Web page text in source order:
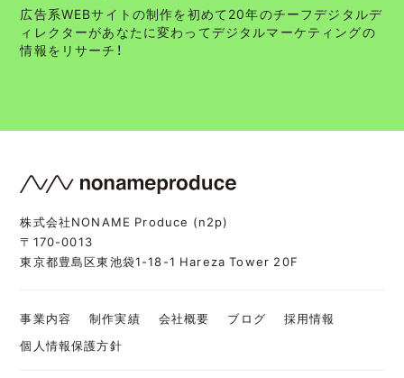
広告系WEBサイトの制作を初めて20年のチーフデジタルデ
ィレクターがあなたに変わってデジタルマーケティングの
情報をリサーチ！
株式会社NONAME Produce (n2p)
〒170-0013
東京都豊島区東池袋1-18-1 Hareza Tower 20F
事業内容 制作実績 会社概要 ブログ
採用情報
個人情報保護方針